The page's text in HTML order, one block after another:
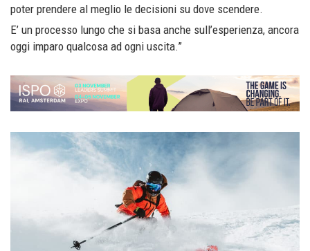
poter prendere al meglio le decisioni su dove scendere.
E’ un processo lungo che si basa anche sull’esperienza, ancora
oggi imparo qualcosa ad ogni uscita.”